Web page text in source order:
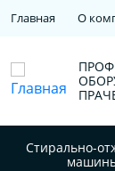
Главная О
Стирально-